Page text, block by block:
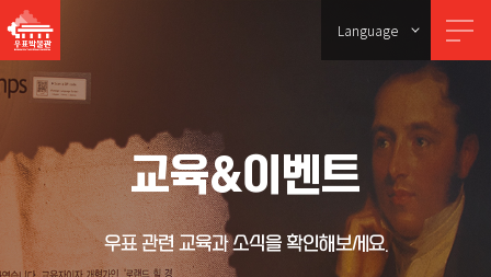
Language
교육&이벤트
우표 관련 교육과 소식을 확인해보세요.